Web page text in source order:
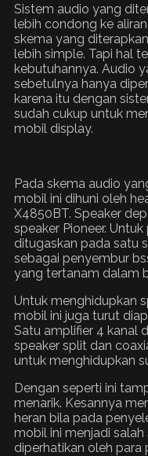
Sistem audio yang
lebih condong ke
skema yang
lebih simple. Tapi hal
kebutuhannya. Audio
sebetulnya hanya
karena itu dengan
sudah cukup untuk
mobil display.
Pada skema audio
mobil ini dihuni oleh
X4850BT. Speaker
speaker Pioneer.
ditugaskan pada satu
sebagai penyembur
yang tertanam dalam
Untuk menghidupkan
mobil ini juga turut
Satu amplifier 4 kanal
speaker split dan
untuk menghidupkan
Dengan seperti ini
menarik. Kesannya
heran bila pada
mobil ini menjadi
diperhatikan oleh para